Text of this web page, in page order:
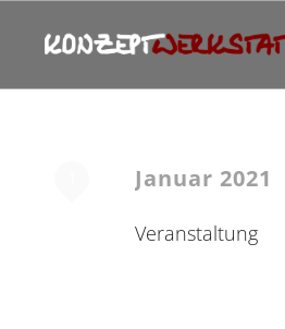
Januar 2021
Veranstaltung